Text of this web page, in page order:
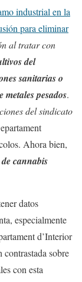
industrial en la
para eliminar
al tratar con
del
sanitarias o
pesados.
del sindicato
Ahora bien,
cannabis
datos
especialmente
d’Interior
sobre
con esta